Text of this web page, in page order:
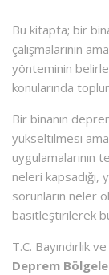
Bu kitapta; bir
çalışmalarının
yönteminin
konularında
Bir binanın
yükseltilmesi
uygulamalarının
neleri kapsadığı,
sorunların neler
basitleştirilerek
T.C. Bayındırlık
Deprem